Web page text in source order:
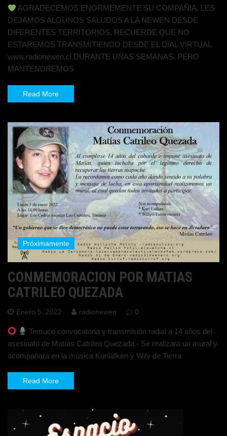
AGRADECEMOS ENORMEMENTE SU COMPAÑIA. LES
DEJAMOS ALGUNOS SALUDOS A LA NEWEN DESDE
DIFERENTES TERRITORIOS. RECUERDE QUE NO
ESTAREMOS TRANSMITIENDO DESDE EL DIAL VIRTUAL
www.radionewen.cl DURANTE UNAS SEMANAS, PERO
MANTENDREMOS
Read More
Próximamente
CONMEMORACION POR MATIAS
CATRILEO QUEZADA
Enero 5, 2022 radionewen 0
Temuco convocatoria y transmisión radial a 14 años del
asesinato de Matías Catrileo Quezada.- Se realizará un mural y
acompañará en la música Kurilafken y Wily de Tierra
Read More